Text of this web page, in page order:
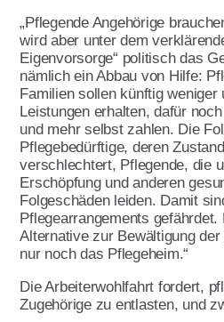
Vorstand
Satzung
Leitbild
Werte
Statut &
AWO
Armutsstudie
Ausstellung
100 Menschen und
Hauptrolle
AWO gegen
Intern
Kontakt
„Pflegende Angehörige
wird aber unter dem
Eigenvorsorge“ politisch das
nämlich ein Abbau von Hilfe:
Familien sollen künftig weniger
Leistungen erhalten, dafür
und mehr selbst zahlen. Die
Pflegebedürftige, deren
verschlechtert, Pflegende, die
Erschöpfung und anderen
Folgeschäden leiden. Damit
Pflegearrangements
Alternative zur Bewältigung
nur noch das Pflegeheim.“
Die Arbeiterwohlfahrt fordert,
Zugehörige zu entlasten, und